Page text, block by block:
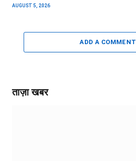
AUGUST 5, 2026
ADD A COMMENT
ताज़ा खबर